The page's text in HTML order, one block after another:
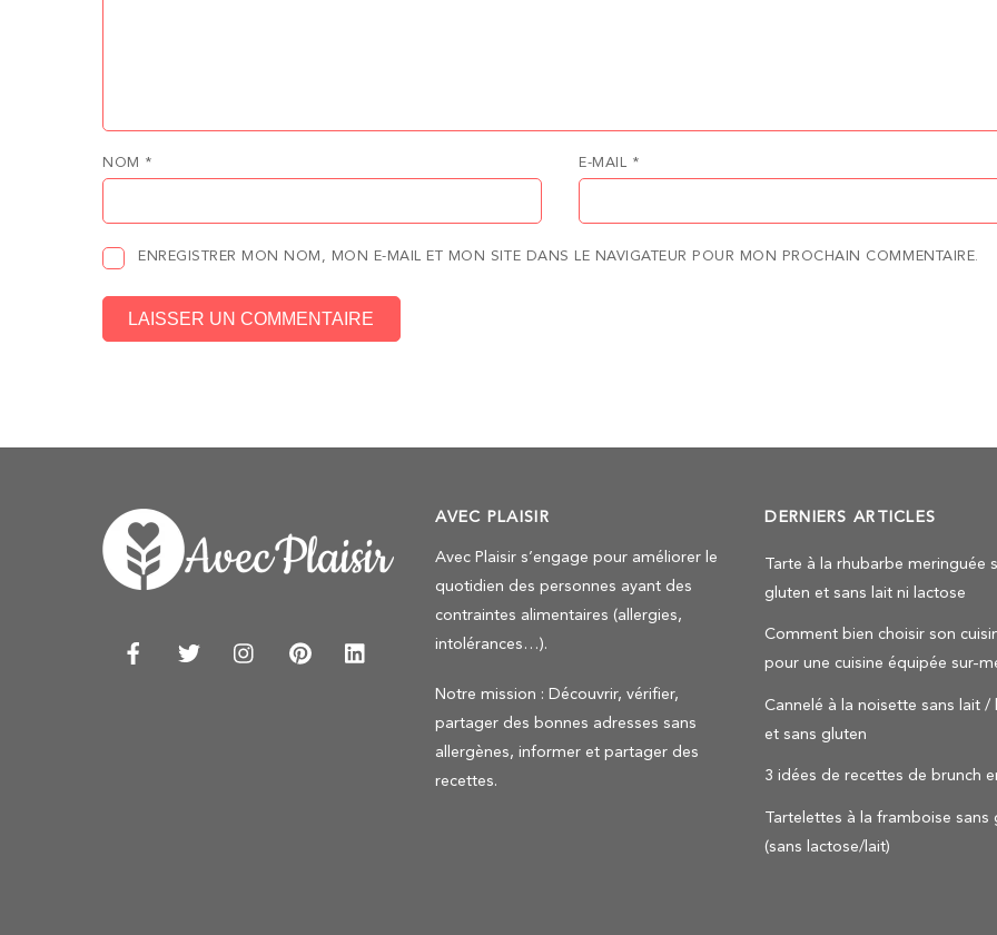
NOM * E-MAIL *
ENREGISTRER MON NOM, MON E-MAIL ET MON SITE DANS LE NAVIGATEUR POUR MON PROCHAIN COMMENTAIRE.
AVEC PLAISIR
Avec Plaisir s’engage pour améliorer le
quotidien des personnes ayant des
contraintes alimentaires (allergies,
intolérances…).
Notre mission : Découvrir, vérifier,
partager des bonnes adresses sans
allergènes, informer et partager des
recettes.
DERNIERS ARTICLES
Tarte à la rhubarbe meringuée
gluten et sans lait ni lactose
Comment bien choisir son
pour une cuisine équipée sur-
Cannelé à la noisette sans lait /
et sans gluten
3 idées de recettes de brunch
Tartelettes à la framboise sans
(sans lactose/lait)